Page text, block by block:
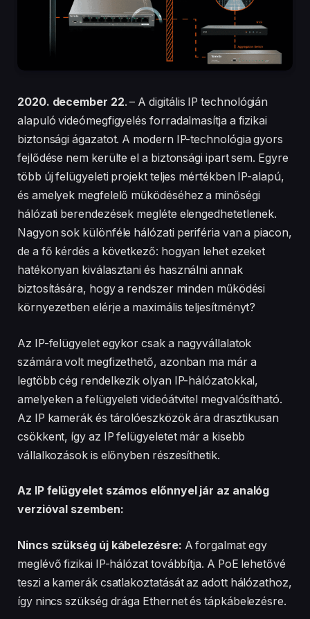
2020. december 22. – A digitális IP technológián
alapuló videómegfigyelés forradalmasítja a fizikai
biztonsági ágazatot. A modern IP-technológia gyors
fejlődése nem kerülte el a biztonsági ipart sem. Egyre
több új felügyeleti projekt teljes mértékben IP-alapú,
és amelyek megfelelő működéséhez a minőségi
hálózati berendezések megléte elengedhetetlenek.
Nagyon sok különféle hálózati periféria van a piacon,
de a fő kérdés a következő: hogyan lehet ezeket
hatékonyan kiválasztani és használni annak
biztosítására, hogy a rendszer minden működési
környezetben elérje a maximális teljesítményt?
Az IP-felügyelet egykor csak a nagyvállalatok
számára volt megfizethető, azonban ma már a
legtöbb cég rendelkezik olyan IP-hálózatokkal,
amelyeken a felügyeleti videóátvitel megvalósítható.
Az IP kamerák és tárolóeszközök ára drasztikusan
csökkent, így az IP felügyeletet már a kisebb
vállalkozások is előnyben részesíthetik.
Az IP felügyelet számos előnnyel jár az analóg
verzióval szemben:
Nincs szükség új kábelezésre: A forgalmat egy
meglévő fizikai IP-hálózat továbbítja. A PoE lehetővé
teszi a kamerák csatlakoztatását az adott hálózathoz,
így nincs szükség drága Ethernet és tápkábelezésre.